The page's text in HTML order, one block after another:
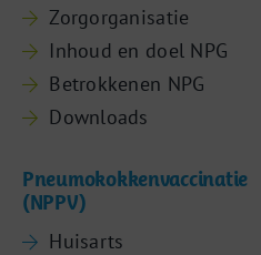
Zorgorganisatie
Inhoud en doel NPG
Betrokkenen NPG
Downloads
Pneumokokkenvaccinatie
(NPPV)
Huisarts